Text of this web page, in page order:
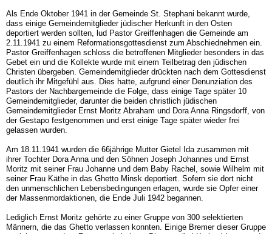
Als Ende Oktober 1941 in der Gemeinde St. Stephani bekannt wurde,
dass einige Gemeindemitglieder jüdischer Herkunft in den Osten
deportiert werden sollten, lud Pastor Greiffenhagen die Gemeinde am
2.11.1941 zu einem Reformationsgottesdienst zum Abschiednehmen ein.
Pastor Greiffenhagen schloss die betroffenen Mitglieder besonders in das
Gebet ein und die Kollekte wurde mit einem Teilbetrag den jüdischen
Christen übergeben. Gemeindemitglieder drückten nach dem Gottesdienst
deutlich ihr Mitgefühl aus. Dies hatte, aufgrund einer Denunziation des
Pastors der Nachbargemeinde die Folge, dass einige Tage später 10
Gemeindemitglieder, darunter die beiden christlich jüdischen
Gemeindemitglieder Ernst Moritz Abraham und Dora Anna Ringsdorff, von
der Gestapo festgenommen und erst einige Tage später wieder frei
gelassen wurden.
Am 18.11.1941 wurden die 66jährige Mutter Gietel Ida zusammen mit
ihrer Tochter Dora Anna und den Söhnen Joseph Johannes und Ernst
Moritz mit seiner Frau Johanne und dem Baby Rachel, sowie Wilhelm mit
seiner Frau Käthe in das Ghetto Minsk deportiert. Sofern sie dort nicht
den unmenschlichen Lebensbedingungen erlagen, wurde sie Opfer einer
der Massenmordaktionen, die Ende Juli 1942 begannen.
Lediglich Ernst Moritz gehörte zu einer Gruppe von 300 selektierten
Männern, die das Ghetto verlassen konnten. Einige Bremer dieser Gruppe